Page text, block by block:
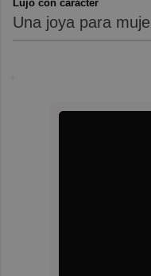
Lujo con carácter
Una joya para